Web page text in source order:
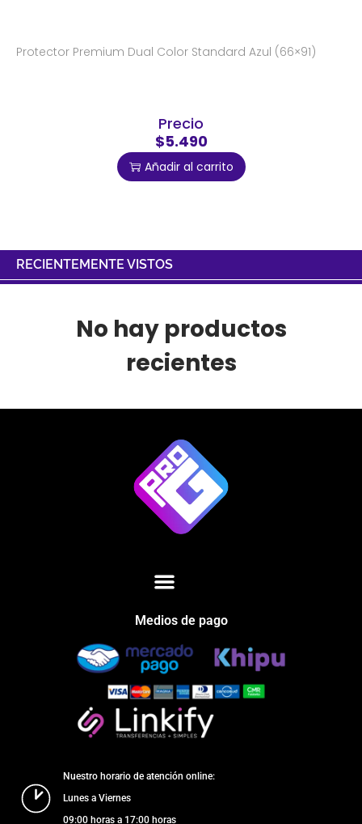
Protector Premium Dual Color Standard Azul (66×91)
Precio
$5.490
Añadir al carrito
RECIENTEMENTE VISTOS
No hay productos
recientes
Medios de pago
Nuestro horario de atención online:
Lunes a Viernes
09:00 horas a 17:00 horas